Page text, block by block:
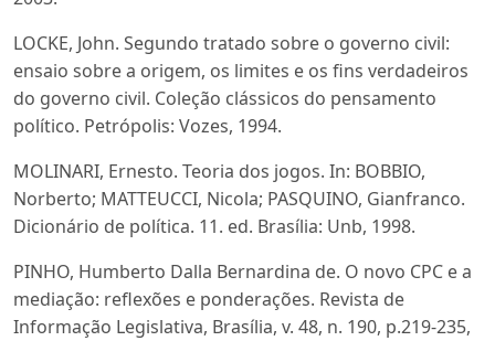
LOCKE, John. Segundo tratado sobre o governo civil:
ensaio sobre a origem, os limites e os fins verdadeiros
do governo civil. Coleção clássicos do pensamento
político. Petrópolis: Vozes, 1994.
MOLINARI, Ernesto. Teoria dos jogos. In: BOBBIO,
Norberto; MATTEUCCI, Nicola; PASQUINO, Gianfranco.
Dicionário de política. 11. ed. Brasília: Unb, 1998.
PINHO, Humberto Dalla Bernardina de. O novo CPC e a
mediação: reflexões e ponderações. Revista de
Informação Legislativa, Brasília, v. 48, n. 190, p.219-235,